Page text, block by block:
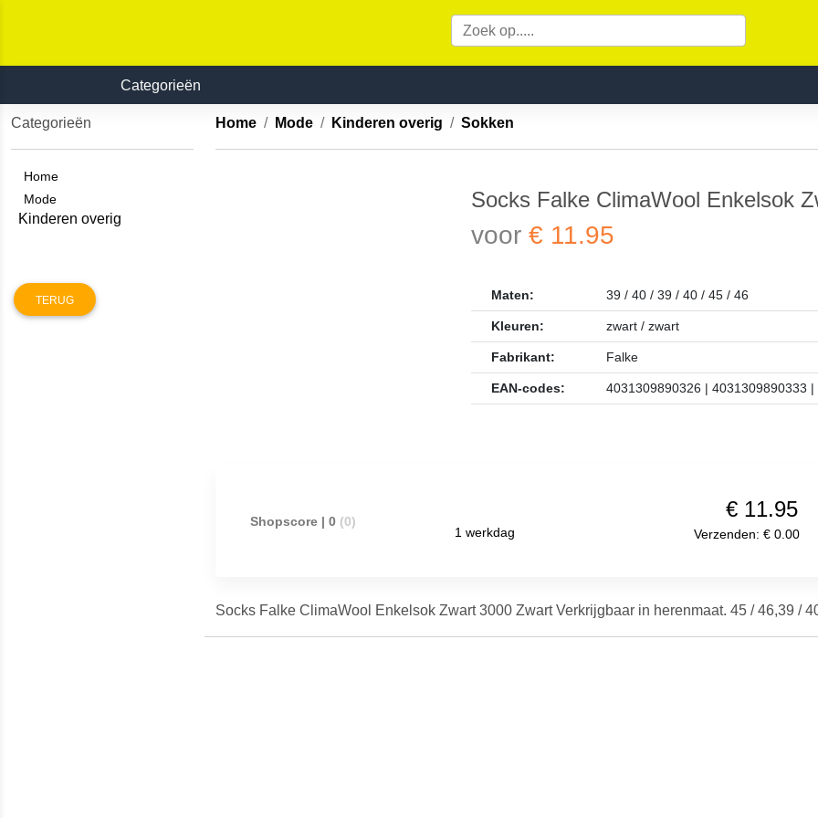
Categorieën
Categorieën
Home
Mode
Kinderen overig
TERUG
Home Mode Kinderen overig Sokken
Socks Falke ClimaWool Enkelsok
voor € 11.95
Maten:
39 / 40 / 39 / 40 / 45 / 46
Kleuren:
zwart / zwart
Fabrikant:
Falke
EAN-codes:
4031309890326 | 4031309890333
€ 11.95